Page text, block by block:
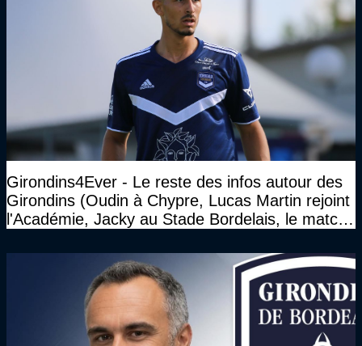
Girondins4Ever - Le reste des infos autour des
Girondins (Oudin à Chypre, Lucas Martin rejoint
l'Académie, Jacky au Stade Bordelais, le match